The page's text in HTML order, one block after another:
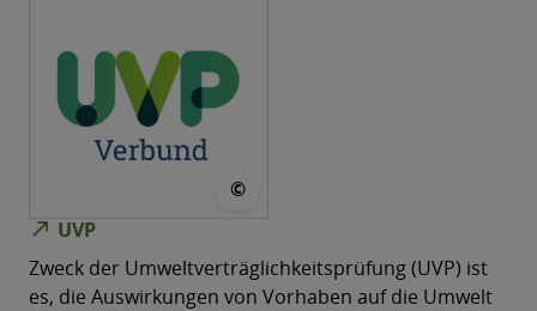
©
north_east UVP
Zweck der Umweltverträglichkeitsprüfung (UVP) ist
es, die Auswirkungen von Vorhaben auf die Umwelt